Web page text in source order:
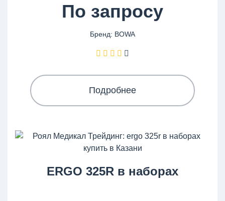
По запросу
Бренд: BOWA
Подробнее
ERGO 325R в наборах